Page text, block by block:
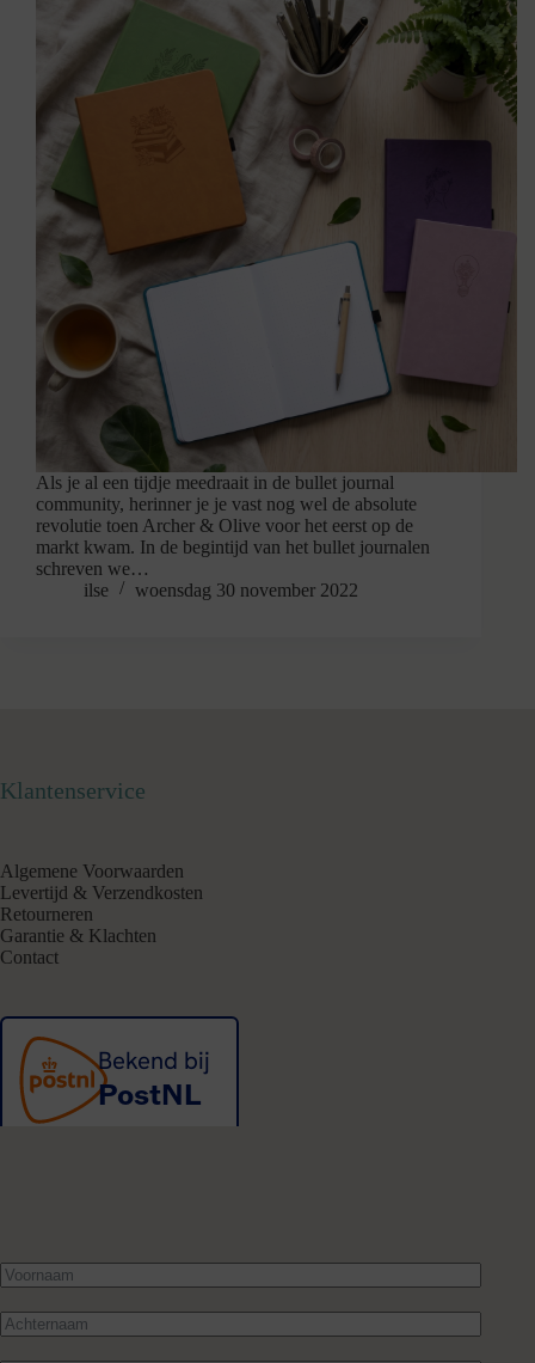
Als je al een tijdje meedraait in de bullet journal
community, herinner je je vast nog wel de absolute
revolutie toen Archer & Olive voor het eerst op de
markt kwam. In de begintijd van het bullet journalen
schreven we…
ilse
woensdag 30 november 2022
Klantenservice
Algemene Voorwaarden
Levertijd & Verzendkosten
Retourneren
Garantie & Klachten
Contact